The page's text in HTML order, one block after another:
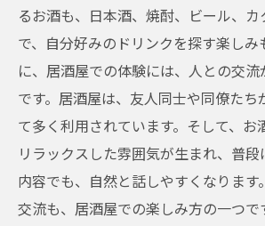
るお酒も、日本酒、焼酎、ビール、
で、自分好みのドリンクを探す楽しみ
に、居酒屋での体験には、人との交
です。居酒屋は、友人同士や同僚たち
て多く利用されています。そして、お
リラックスした雰囲気が生まれ、普
内容でも、自然と話しやすくなります
交流も、居酒屋での楽しみ方の一つで